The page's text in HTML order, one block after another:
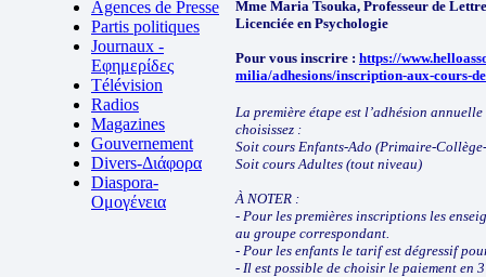
Agences de Presse
Partis politiques
Journaux -
Εφημερίδες
Télévision
Radios
Magazines
Gouvernement
Divers-Διάφορα
Diaspora-
Ομογένεια
Mme Maria Tsouka, Professeur de
Licenciée en Psychologie
Pour vous inscrire : https://
milia/adhesions/inscription-aux-cours-
La première étape est l’adhésion
choisissez :
Soit cours Enfants-Ado (Primaire-
Soit cours Adultes (tout niveau)
À NOTER :
- Pour les premières inscriptions les
au groupe correspondant.
- Pour les enfants le tarif est dégressif
- Il est possible de choisir le paiement en